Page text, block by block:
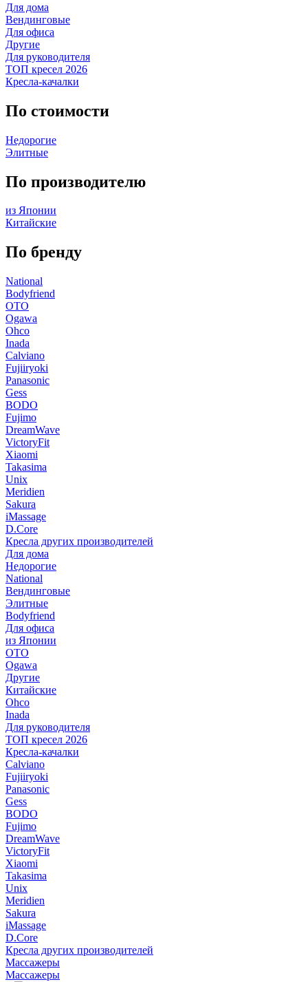
Для дома
Вендинговые
Для офиса
Другие
Для руководителя
ТОП кресел 2026
Кресла-качалки
По стоимости
Недорогие
Элитные
По производителю
из Японии
Китайские
По бренду
National
Bodyfriend
OTO
Ogawa
Ohco
Inada
Calviano
Fujiiryoki
Panasonic
Gess
BODO
Fujimo
DreamWave
VictoryFit
Xiaomi
Takasima
Unix
Meridien
Sakura
iMassage
D.Core
Кресла других производителей
Для дома
Недорогие
National
Вендинговые
Элитные
Bodyfriend
Для офиса
из Японии
OTO
Ogawa
Другие
Китайские
Ohco
Inada
Для руководителя
ТОП кресел 2026
Кресла-качалки
Calviano
Fujiiryoki
Panasonic
Gess
BODO
Fujimo
DreamWave
VictoryFit
Xiaomi
Takasima
Unix
Meridien
Sakura
iMassage
D.Core
Кресла других производителей
Массажеры
Массажеры